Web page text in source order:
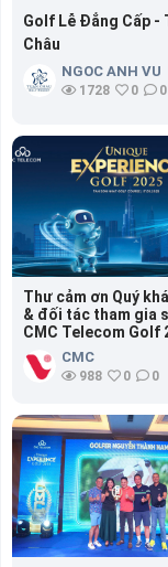
Golf Lễ Đẳng Cấp -
Châu
NGOC ANH VU
1728 0 0
Thư cảm ơn Quý
& đối tác tham gia
CMC Telecom Golf
Thank You Letter for
Attending CMC
Golf 2025
CMC
988 0 0